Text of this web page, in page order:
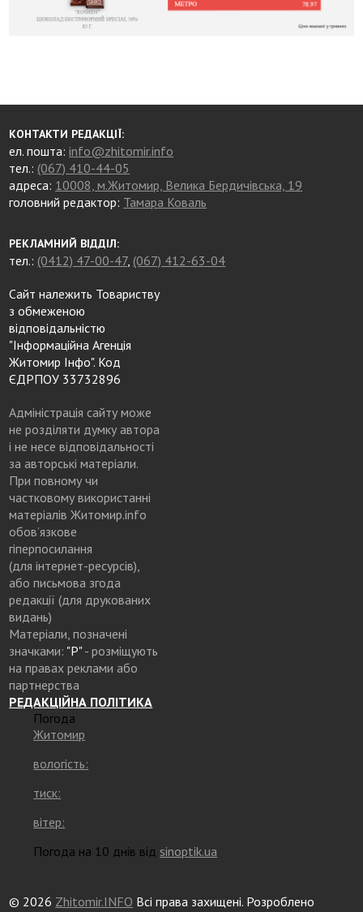
КОНТАКТИ РЕДАКЦІЇ:
ел. пошта:info@zhitomir.info
тел.: (067) 410-44-05
адреса: 10008, м.Житомир, Велика Бердичівська, 19
головний редактор: Тамара Коваль
РЕКЛАМНИЙ ВІДДІЛ:
тел.: (0412) 47-00-47, (067) 412-63-04
Сайт належить Товариству
з обмеженою
відповідальністю
"Інформаційна Агенція
Житомир Інфо". Код
ЄДРПОУ 33732896
Адміністрація сайту може
не розділяти думку автора
і не несе відповідальності
за авторські матеріали.
При повному чи
частковому використанні
матеріалів Житомир.info
обов’язкове
гіперпосилання
(для інтернет-ресурсів),
або письмова згода
редакції (для друкованих
видань)
Матеріали, позначені
значками: "Р"- розміщують
на правах реклами або
партнерства
РЕДАКЦІЙНА ПОЛІТИКА
Погода
Житомир
вологість:
тиск:
вітер:
Погода на 10 днів відsinoptik.ua
© 2026 Zhitomir.INFO Всі права захищені. Розроблено